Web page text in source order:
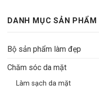
qua
nội
DANH MỤC SẢN PHẨM
Bộ sản phẩm làm đẹp
Chăm sóc da mặt
Làm sạch da mặt